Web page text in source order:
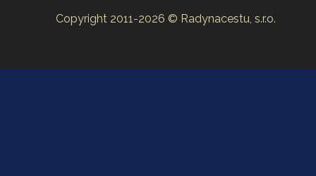
Copyright 2011-2026 © Radynacestu, s.r.o.